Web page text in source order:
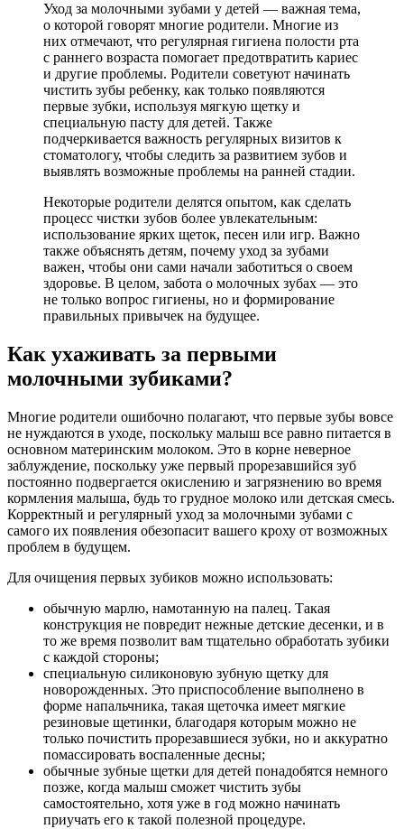
Уход за молочными зубами у детей — важная тема,
о которой говорят многие родители. Многие из
них отмечают, что регулярная гигиена полости рта
с раннего возраста помогает предотвратить кариес
и другие проблемы. Родители советуют начинать
чистить зубы ребенку, как только появляются
первые зубки, используя мягкую щетку и
специальную пасту для детей. Также
подчеркивается важность регулярных визитов к
стоматологу, чтобы следить за развитием зубов и
выявлять возможные проблемы на ранней стадии.
Некоторые родители делятся опытом, как сделать
процесс чистки зубов более увлекательным:
использование ярких щеток, песен или игр. Важно
также объяснять детям, почему уход за зубами
важен, чтобы они сами начали заботиться о своем
здоровье. В целом, забота о молочных зубах — это
не только вопрос гигиены, но и формирование
правильных привычек на будущее.
Как ухаживать за первыми
молочными зубиками?
Многие родители ошибочно полагают, что первые зубы вовсе
не нуждаются в уходе, поскольку малыш все равно питается в
основном материнским молоком. Это в корне неверное
заблуждение, поскольку уже первый прорезавшийся зуб
постоянно подвергается окислению и загрязнению во время
кормления малыша, будь то грудное молоко или детская смесь.
Корректный и регулярный уход за молочными зубами с
самого их появления обезопасит вашего кроху от возможных
проблем в будущем.
Для очищения первых зубиков можно использовать:
обычную марлю, намотанную на палец. Такая
конструкция не повредит нежные детские десенки, и в
то же время позволит вам тщательно обработать зубики
с каждой стороны;
специальную силиконовую зубную щетку для
новорожденных. Это приспособление выполнено в
форме напальчника, такая щеточка имеет мягкие
резиновые щетинки, благодаря которым можно не
только почистить прорезавшиеся зубки, но и аккуратно
помассировать воспаленные десны;
обычные зубные щетки для детей понадобятся немного
позже, когда малыш сможет чистить зубы
самостоятельно, хотя уже в год можно начинать
приучать его к такой полезной процедуре.